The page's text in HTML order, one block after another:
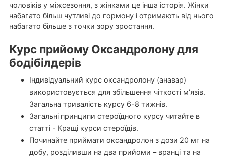
чоловіків у міжсезоння, з жінками це інша історія. Жінки
набагато більш чутливі до гормону і отримають від нього
набагато більше з точки зору зростання.
Курс прийому Оксандролону для
бодібілдерів
Індивідуальний курс оксандролону (анавар)
використовується для збільшення чіткості м’язів.
Загальна тривалість курсу 6-8 тижнів.
Загальні принципи стероїдного курсу читайте в
статті - Кращі курси стероїдів.
Починайте приймати оксандролон з дози 20 мг на
добу, розділивши на два прийоми – вранці та на